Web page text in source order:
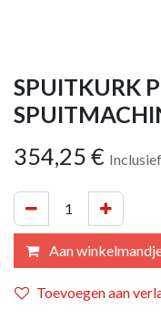
SPUITKURK
354,25 €
Aan
Toevoegen aan